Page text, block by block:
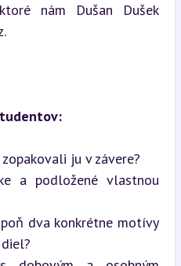
nám Dušan Dušek
ju v závere?
a podložené vlastnou
dva konkrétne motívy